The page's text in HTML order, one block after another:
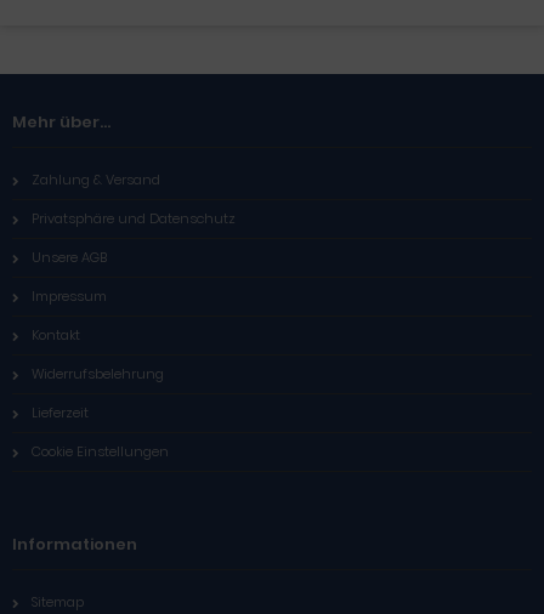
Mehr über...
Zahlung & Versand
Privatsphäre und Datenschutz
Unsere AGB
Impressum
Kontakt
Widerrufsbelehrung
Lieferzeit
Cookie Einstellungen
Informationen
Sitemap